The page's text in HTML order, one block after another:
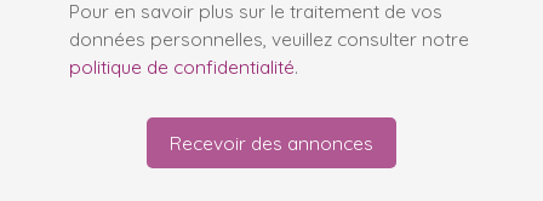
Pour en savoir plus sur le traitement de vos
données personnelles, veuillez consulter notre
politique de confidentialité.
Recevoir des annonces